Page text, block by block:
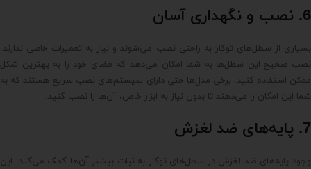
6. نصب و نگهداری آسان
بسیاری از سطل‌های توکار به راحتی نصب می‌شوند و نیاز به تعمیرات خاصی ندارند.
نصب صحیح این سطل‌ها به شما امکان می‌دهد که فضای خود را به بهترین شکل
ممکن استفاده کنید. برخی مدل‌ها حتی دارای سیستم‌های نصب سریع هستند که به
شما این امکان را می‌دهند تا بدون نیاز به ابزار خاص، آن‌ها را نصب کنید.
7. پایه‌های ضد لغزش
وجود پایه‌های ضد لغزش در سطل‌های توکار به ثبات بیشتر آن‌ها کمک می‌کند. این